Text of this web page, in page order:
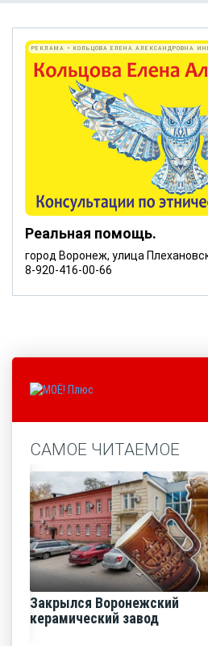
Реальная помощь.
город Воронеж, улица
8-920-416-00-66
РЕКЛАМА • КОЛЬЦОВА ЕЛЕНА АЛЕКСАНДРОВНА
САМОЕ ЧИТАЕМОЕ
Закрылся Воронежский
керамический завод